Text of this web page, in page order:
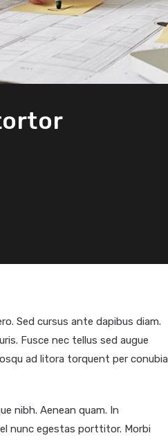
Sed cursus ante dapibus diam.
Fusce nec tellus sed augue
ad litora torquent per conubia
nibh. Aenean quam. In
nunc egestas porttitor. Morbi